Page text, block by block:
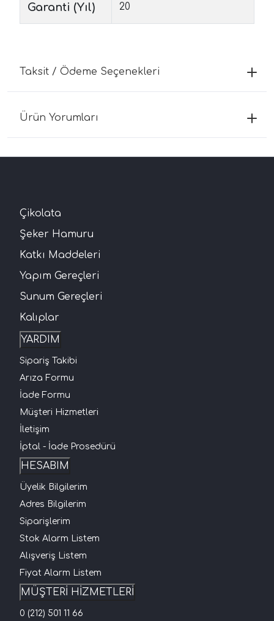
Garanti (Yıl) 20
Taksit / Ödeme Seçenekleri
Ürün Yorumları
Çikolata
Şeker Hamuru
Katkı Maddeleri
Yapım Gereçleri
Sunum Gereçleri
Kalıplar
YARDIM
Sipariş Takibi
Arıza Formu
İade Formu
Müşteri Hizmetleri
İletişim
İptal - İade Prosedürü
HESABIM
Üyelik Bilgilerim
Adres Bilgilerim
Siparişlerim
Stok Alarm Listem
Alışveriş Listem
Fiyat Alarm Listem
MÜŞTERİ HİZMETLERİ
0 (212) 501 11 66